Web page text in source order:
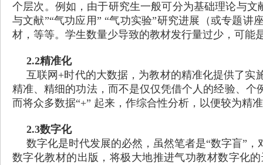
个层次。例如，由于研究生一般可分为基础理论与
与文献”“气功应用” “气功实验”研究进展（或专题
材，等等。学生数量少导致的教材发行量过少，可能
2.2精准化
互联网 +时代的大数据，为教材的精准化提供了实
精准、精细的功法，而不是仅仅凭借个人的经验、
而将众多数据“+” 起来，作综合性分析，以便较为精
2.3数字化
数字化是时代发展的必然，虽然笔者是“数字盲”
数字化教材的出版，将极大地推进气功教材数字化